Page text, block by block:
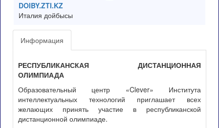
DOIBY.ZTI.KZ
Италия дойбысы
Информация
РЕСПУБЛИКАНСКАЯ ДИСТАНЦИОННАЯ
ОЛИМПИАДА
Образовательный центр «Clever» Института
интеллектуальных технологий приглашает всех
желающих принять участие в республиканской
дистанционной олимпиаде.